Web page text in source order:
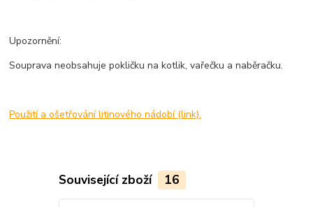
Upozornění:
Souprava neobsahuje pokličku na kotlik, vařečku a naběračku.
Použití a ošetřování litinového nádobí (link).
Související zboží 16